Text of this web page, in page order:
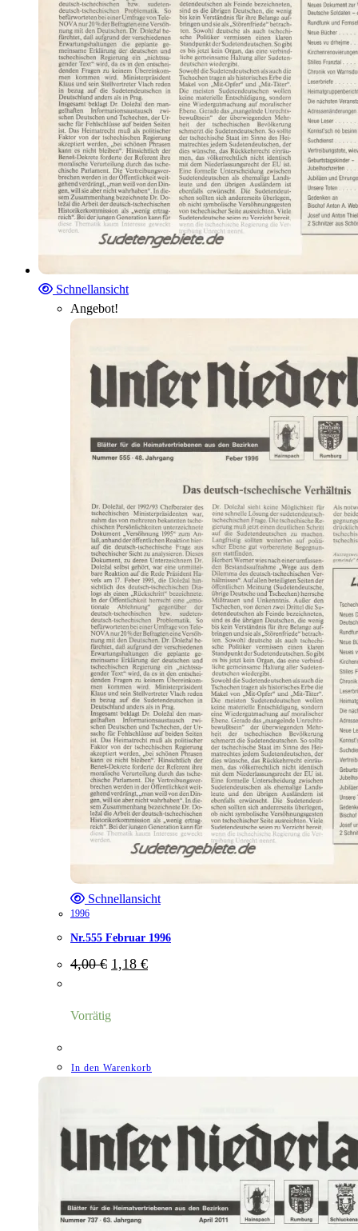
Schnellansicht
Angebot!
Schnellansicht
1996
Nr.555 Februar 1996
4,00€ Ursprünglicher
Preis
1,18 €Aktueller
Vorrätig
In den Warenkorb